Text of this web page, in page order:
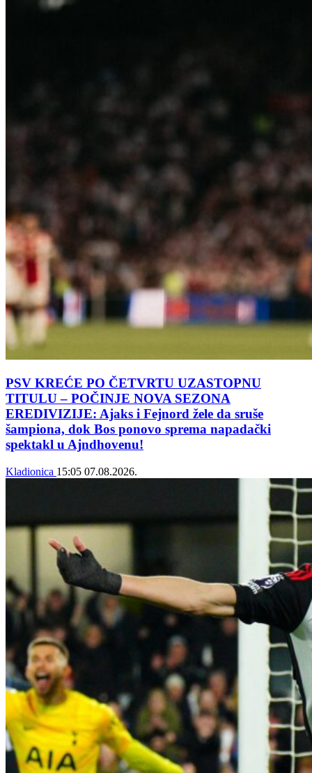
PSV KREĆE PO ČETVRTU UZASTOPNU
TITULU – POČINJE NOVA SEZONA
EREDIVIZIJE: Ajaks i Fejnord žele da sruše
šampiona, dok Bos ponovo sprema napadački
spektakl u Ajndhovenu!
Kladionica 15:05 07.08.2026.